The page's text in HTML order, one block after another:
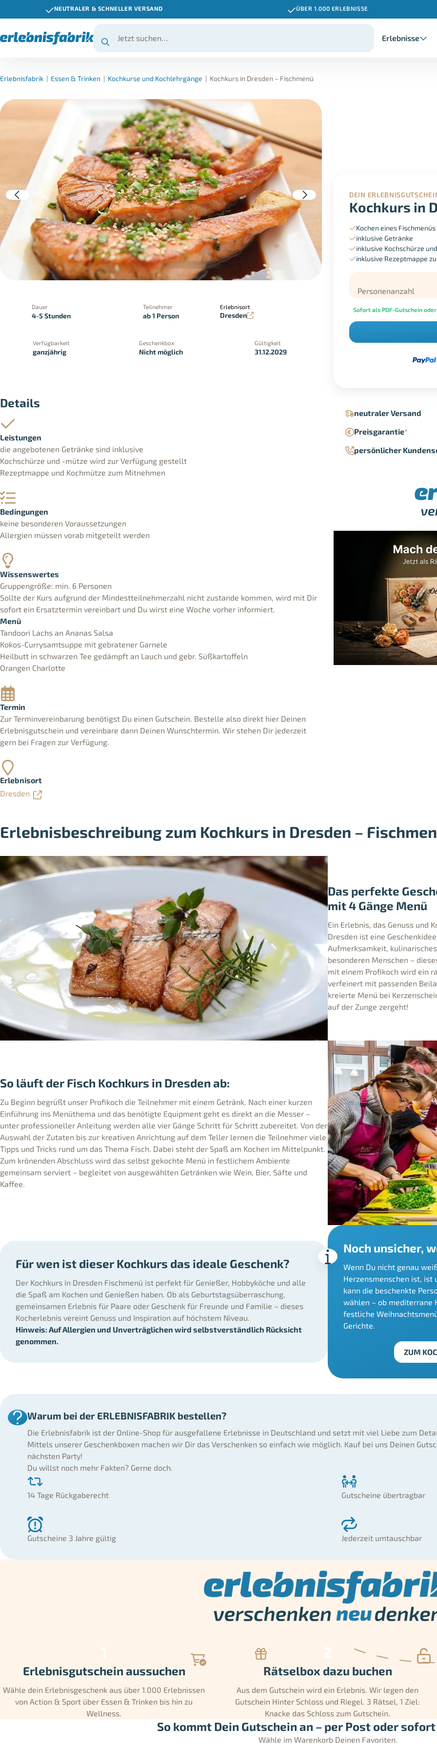
NEUTRALER & SCHNELLER VERSAND ÜBER 1.000 ERLEBNISSE
Erlebnisse
Erlebnisfabrik | Essen & Trinken | Kochkurse und Kochlehrgänge | Kochkurs in Dresden – Fischmenü
DEIN
Kochkurs in
Kochen eines Fischmenüs
inklusive Getränke
inklusive Kochschürze
inklusive Rezeptmappe
Personenanzahl
Sofort als PDF-Gutschein
Dauer
4-5 Stunden
Teilnehmer
ab 1 Person
Erlebnisort
Dresden
Verfügbarkeit
ganzjährig
Geschenkbox
Nicht möglich
Gültigkeit
31.12.2029
neutraler Versand
Preisgarantie*
persönlicher
Details
Leistungen
die angebotenen Getränke sind inklusive
Kochschürze und -mütze wird zur Verfügung gestellt
Rezeptmappe und Kochmütze zum Mitnehmen
Bedingungen
keine besonderen Voraussetzungen
Allergien müssen vorab mitgeteilt werden
Wissenswertes
Gruppengröße: min. 6 Personen
Sollte der Kurs aufgrund der Mindestteilnehmerzahl nicht zustande kommen, wird mit Dir
sofort ein Ersatztermin vereinbart und Du wirst eine Woche vorher informiert.
Menü
Tandoori Lachs an Ananas Salsa
Kokos-Currysamtsuppe mit gebratener Garnele
Heilbutt in schwarzen Tee gedämpft an Lauch und gebr. Süßkartoffeln
Orangen Charlotte
Termin
Zur Terminvereinbarung benötigst Du einen Gutschein. Bestelle also direkt hier Deinen
Erlebnisgutschein und vereinbare dann Deinen Wunschtermin. Wir stehen Dir jederzeit
gern bei Fragen zur Verfügung.
Erlebnisort
Dresden
Erlebnisbeschreibung zum Kochkurs in Dresden –
Das perfekte
mit 4 Gänge Menü
Ein Erlebnis, das Genuss und
Dresden ist eine
Aufmerksamkeit,
besonderen Menschen –
mit einem Profikoch wird ein
verfeinert mit passenden
kreierte Menü bei
auf der Zunge zergeht!
So läuft der Fisch Kochkurs in Dresden ab:
Zu Beginn begrüßt unser Profikoch die Teilnehmer mit einem Getränk. Nach einer kurzen
Einführung ins Menüthema und das benötigte Equipment geht es direkt an die Messer –
unter professioneller Anleitung werden alle vier Gänge Schritt für Schritt zubereitet. Von der
Auswahl der Zutaten bis zur kreativen Anrichtung auf dem Teller lernen die Teilnehmer viele
Tipps und Tricks rund um das Thema Fisch. Dabei steht der Spaß am Kochen im Mittelpunkt.
Zum krönenden Abschluss wird das selbst gekochte Menü in festlichem Ambiente
gemeinsam serviert – begleitet von ausgewählten Getränken wie Wein, Bier, Säfte und
Kaffee.
Für wen ist dieser Kochkurs das ideale Geschenk?
Der Kochkurs in Dresden Fischmenü ist perfekt für Genießer, Hobbyköche und alle
die Spaß am Kochen und Genießen haben. Ob als Geburtstagsüberraschung,
gemeinsamen Erlebnis für Paare oder Geschenk für Freunde und Familie – dieses
Kocherlebnis vereint Genuss und Inspiration auf höchstem Niveau.
Hinweis: Auf Allergien und Unverträglichen wird selbstverständlich Rücksicht
genommen.
Noch unsicher,
Wenn Du nicht genau
Herzensmenschen ist,
kann die beschenkte
wählen – ob mediterrane
festliche
Gerichte.
ZUM
Warum bei der ERLEBNISFABRIK bestellen?
Die Erlebnisfabrik ist der Online-Shop für ausgefallene Erlebnisse in Deutschland und setzt mit viel Liebe zum
Mittels unserer Geschenkboxen machen wir Dir das Verschenken so einfach wie möglich. Kauf bei uns Deinen
nächsten Party!
Du willst noch mehr Fakten? Gerne doch.
14 Tage Rückgaberecht Gutscheine übertragbar
Gutscheine 3 Jahre gültig Jederzeit umtauschbar
Erlebnisgutschein aussuchen
Wähle dein Erlebnisgeschenk aus über 1.000 Erlebnissen
von Action & Sport über Essen & Trinken bis hin zu
Wellness.
Rätselbox dazu buchen
Aus dem Gutschein wird ein Erlebnis. Wir legen den
Gutschein Hinter Schloss und Riegel. 3 Rätsel, 1 Ziel:
Knacke das Schloss zum Gutschein.
So kommt Dein Gutschein an – per Post oder
Wähle im Warenkorb Deinen Favoriten.